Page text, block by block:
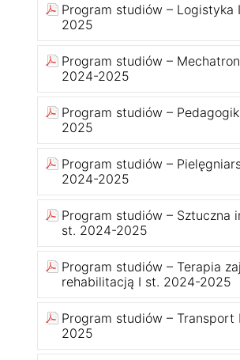
Program studiów – Logistyka
2025
Program studiów –
2024-2025
Program studiów –
2025
Program studiów –
2024-2025
Program studiów – Sztuczna
st. 2024-2025
Program studiów – Terapia
rehabilitacją I st. 2024-2025
Program studiów –
2025